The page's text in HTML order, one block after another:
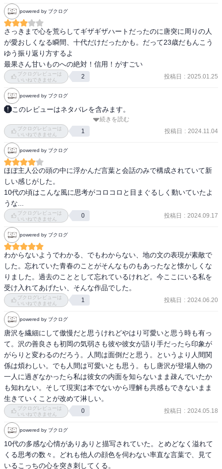
と思うと、気が楽になるくらいとち狂っていたし、歳を重ねればも
っと自分から遠ざかっていくんだろうな~
でも、過去も今もすき !
powered by ブクログ
さっきまで心を荒らしてギザギザハートだったのに唐突に周りの人
が愛おしくなる瞬間、十代だけだったかも。だって23歳だもんこう
ゆう振り返り方するよ
最果さん甘いものへの絶対！信用！がすごい
ブクログレビューは
いいねできません
2 投稿日 : 2025.01.25
powered by ブクログ
このレビューはネタバレを含みます。
2024/11/3
1年越しに読み返しました。10代最後の年。エモと形容される文章だ
と、そう感じながら読むようになってしまった。最初からずっと絶
望失望が綴られていたのに最後は希望で締められていることが、わ
たしは悲しかった。
続きを読む
ブクログレビューは
いいねできません
1 投稿日 : 2024.11.04
powered by ブクログ
ほぼ主人公の頭の中に浮かんだ言葉と会話のみで構成されていて新
しい感じがした。
10代の頃はこんな風に思考がコロコロと目まぐるしく動いていたよ
ブクログレビューは
いいねできません
0 投稿日 : 2024.09.17
powered by ブクログ
わからないようでわかる、でもわからない、地の文の表現が素敵で
した。忘れていた青春のことがそんなものもあったなと懐かしくな
りました。過去のこととして忘れているけれど。今ここにいる私を
受け入れてあげたい、そんな作品でした。
ブクログレビューは
いいねできません
1 投稿日 : 2024.06.20
powered by ブクログ
唐沢を繊細にして傲慢だと思うけれどやはり可愛いと思う時も有っ
て。沢の善良さも初岡の気弱さも彼や彼女が語り手だったら印象が
がらりと変わるのだろう。人間は面倒だと思う。というより人間関
係は煩わしい。でも人間は可愛いとも思う。もし唐沢が登場人物の
一人に過ぎなかったら私は彼女の内面を知らないまま疎んでいたか
も知れない。そして現実は本でないから理解も共感もできないまま
生きていくことが改めて淋しい。
ブクログレビューは
いいねできません
0 投稿日 : 2024.05.18
powered by ブクログ
10代の多感な心情がありありと描写されていた。とめどなく溢れて
くる思考の数々。どれも他人の顔色を伺わない率直な言葉で、見て
いるこっちの心を突き刺してくる。